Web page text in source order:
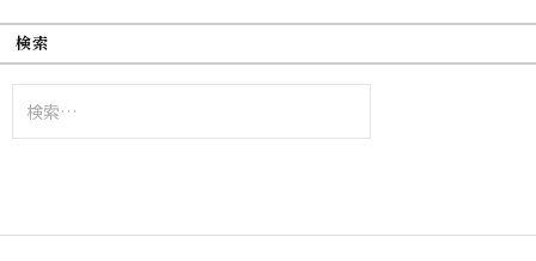
検索
索: